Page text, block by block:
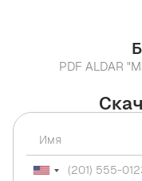
PDF ALDAR